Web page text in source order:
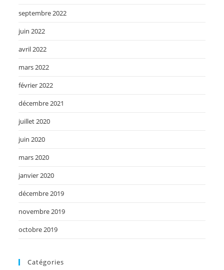
septembre 2022
juin 2022
avril 2022
mars 2022
février 2022
décembre 2021
juillet 2020
juin 2020
mars 2020
janvier 2020
décembre 2019
novembre 2019
octobre 2019
Catégories